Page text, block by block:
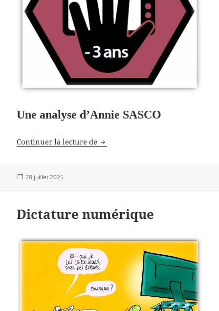
Une analyse d’Annie SASCO
Continuer la lecture de Les Glioblastomes chez les 15-39
Publié
28 juillet 2025
Dictature numérique